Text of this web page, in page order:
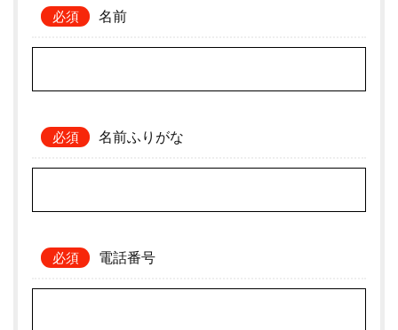
名前
名前ふりがな
電話番号